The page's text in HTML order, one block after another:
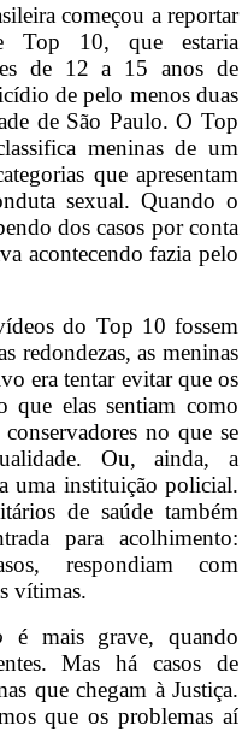
começou a reportar
Top 10, que estaria
de 12 a 15 anos de
de pelo menos duas
de São Paulo. O Top
meninas de um
que apresentam
sexual. Quando o
dos casos por conta
acontecendo fazia pelo
do Top 10 fossem
redondezas, as meninas
era tentar evitar que os
que elas sentiam como
no que se
Ou, ainda, a
uma instituição policial.
de saúde também
para acolhimento:
respondiam com
vítimas.
é mais grave, quando
Mas há casos de
que chegam à Justiça.
que os problemas aí